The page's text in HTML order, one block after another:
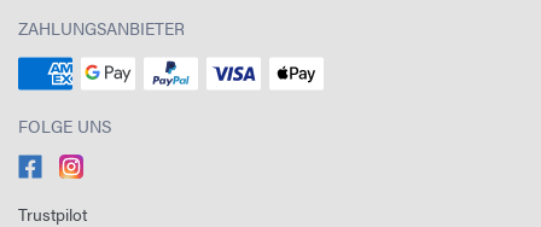
ZAHLUNGSANBIETER
FOLGE UNS
Trustpilot